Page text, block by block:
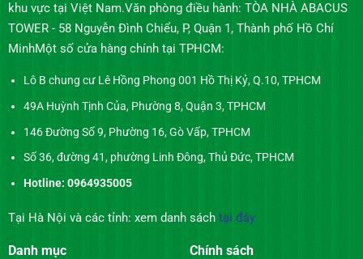
khu vực tại Việt Nam.Văn phòng điều hành: TÒA NHÀ ABACUS
TOWER - 58 Nguyễn Đình Chiểu, P, Quận 1, Thành phố Hồ Chí
MinhMột số cửa hàng chính tại TPHCM:
Lô B chung cư Lê Hồng Phong 001 Hồ Thị Kỷ, Q.10, TPHCM
49A Huỳnh Tịnh Của, Phường 8, Quận 3, TPHCM
146 Đường Số 9, Phường 16, Gò Vấp, TPHCM
Số 36, đường 41, phường Linh Đông, Thủ Đức, TPHCM
Hotline: 0964935005
Tại Hà Nội và các tỉnh: xem danh sách tại đây
Danh mục Chính sách